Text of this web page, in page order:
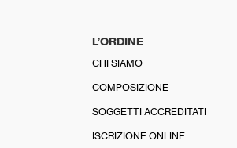
L’ORDINE
CHI SIAMO
COMPOSIZIONE
SOGGETTI ACCREDITATI
ISCRIZIONE ONLINE